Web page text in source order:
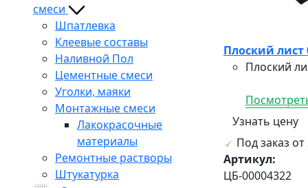
смеси
Шпатлевка
Клеевые составы
Наливной Пол
Цементные смеси
Уголки, маяки
Монтажные смеси
Лакокрасочные
материалы
Ремонтные растворы
Штукатурка
Плоский лист
Плоский
Узнать цену
Под заказ от
Артикул:
ЦБ-00004322